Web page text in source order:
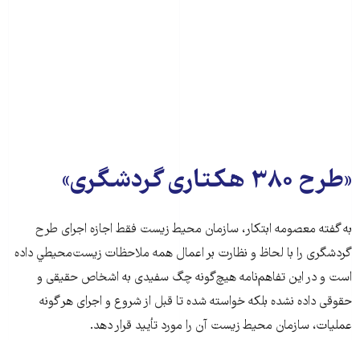
«طرح ۳۸۰ هکتاری گردشگری»
به گفته معصومه ابتکار، سازمان محیط زیست فقط اجازه اجرای طرح
گردشگری را با لحاظ و نظارت بر اعمال همه ملاحظات زيست‌محيطي داده
است و در اين تفاهم‌نامه هيچ‌گونه چگ سفيدی به اشخاص حقیقی و
حقوقی داده نشده بلکه خواسته شده تا قبل از شروع و اجرای هر گونه
عمليات، سازمان محیط زیست آن را مورد تأييد قرار دهد.‌